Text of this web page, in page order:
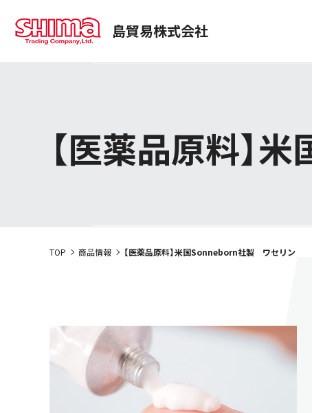
島貿易株式会社
【医薬品原料
TOP 商品情報 【医薬品原料】米国Sonneborn社製 ワセリン